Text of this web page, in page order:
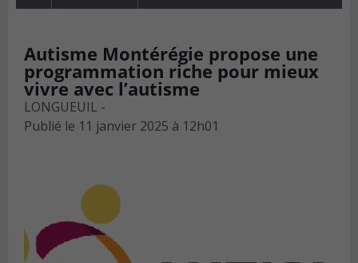
Autisme Montérégie propose une
programmation riche pour mieux
vivre avec l’autisme
LONGUEUIL -
Publié le 11 janvier 2025 à 12h01